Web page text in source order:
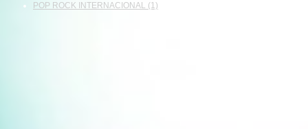
POP ROCK INTERNACIONAL (1)